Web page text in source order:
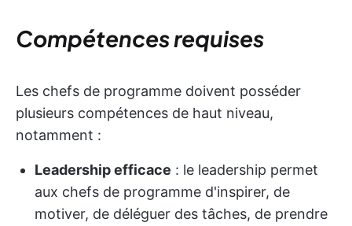
Compétences requises
Les chefs de programme doivent posséder
plusieurs compétences de haut niveau,
notamment :
Leadership efficace : le leadership permet
aux chefs de programme d'inspirer, de
motiver, de déléguer des tâches, de prendre